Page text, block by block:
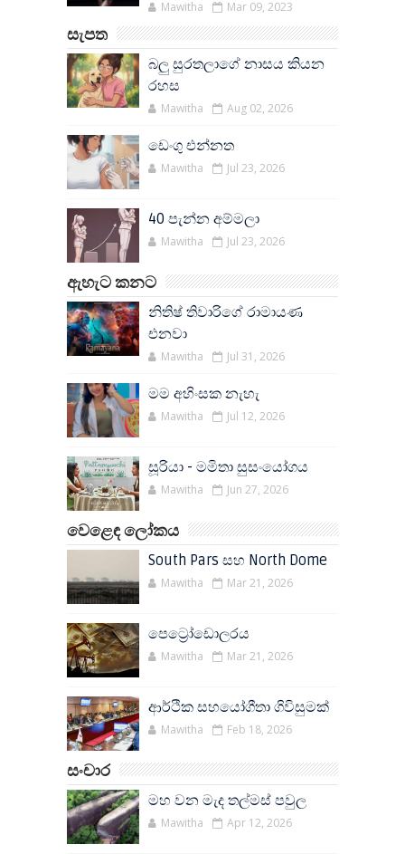
Mawitha Mar 09, 2023
සැපත
බලු සුරතලාගේ නාසය කියන
රහස
Mawitha Aug 02, 2026
ඩෙංගු එන්නත
Mawitha Jul 23, 2026
40 පැන්න අම්මලා
Mawitha Jul 23, 2026
ඇහැට කනට
නිතිෂ් තිවාරිගේ රාමායණ
එනවා
Mawitha Jul 31, 2026
මම අහිංසක නැහැ
Mawitha Jul 12, 2026
සූරියා - මමිතා සුසංයෝගය
Mawitha Jun 27, 2026
වෙළෙඳ ලෝකය
South Pars සහ North Dome
Mawitha Mar 21, 2026
පෙට්‍රෝඩොලරය
Mawitha Mar 21, 2026
ආර්ථික සහයෝගීතා ගිවිසුමක්
Mawitha Feb 18, 2026
සංචාර
මහ වන මැද තල්මස් පවුල
Mawitha Apr 12, 2026